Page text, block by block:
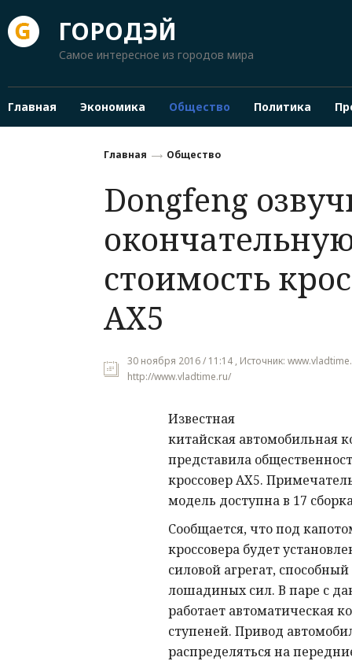
ГОРОДЭЙ
Самое интересное из городов мира
Главная Экономика Общество Политика
Главная Общество
Dongfeng
стоимость
AX5
30 ноября 2016 / 11:14 , Источник:
http://www.vladtime.ru/
Известная
китайская автомобильная
представила
кроссовер AX5.
модель доступна в 17
Сообщается, что под
кроссовера будет
силовой агрегат,
лошадиных сил. В паре с
работает автоматическая
ступеней. Привод
распределяться на